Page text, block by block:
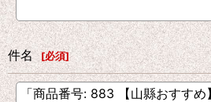
件名 [必須]